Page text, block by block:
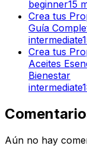
beginner15
Crea tus
Guía
intermediate
Crea tus
Aceites
Bienestar
intermediate
Aún no hay